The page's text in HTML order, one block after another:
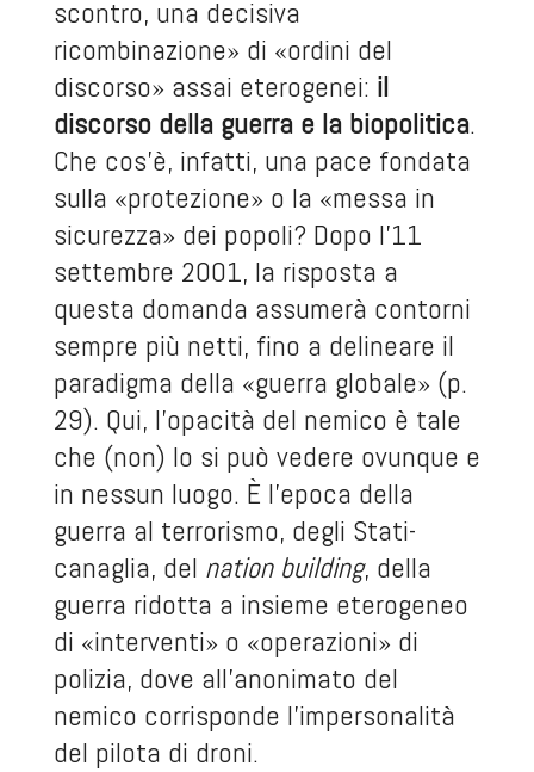
scontro, una decisiva
ricombinazione» di «ordini del
discorso» assai eterogenei: il
discorso della guerra e la biopolitica.
Che cos’è, infatti, una pace fondata
sulla «protezione» o la «messa in
sicurezza» dei popoli? Dopo l’11
settembre 2001, la risposta a
questa domanda assumerà contorni
sempre più netti, fino a delineare il
paradigma della «guerra globale» (p.
29). Qui, l’opacità del nemico è tale
che (non) lo si può vedere ovunque e
in nessun luogo. È l’epoca della
guerra al terrorismo, degli Stati-
canaglia, del nation building, della
guerra ridotta a insieme eterogeneo
di «interventi» o «operazioni» di
polizia, dove all’anonimato del
nemico corrisponde l’impersonalità
del pilota di droni.